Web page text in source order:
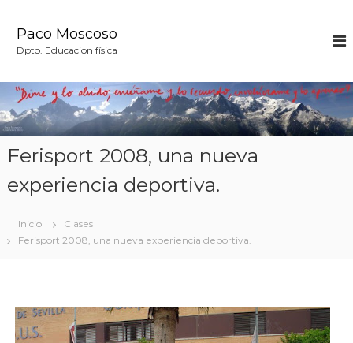
a
l
c
Paco Moscoso
Dpto. Educacion física
Ferisport 2008, una nueva
experiencia deportiva.
Inicio
Clases
Ferisport 2008, una nueva experiencia deportiva.